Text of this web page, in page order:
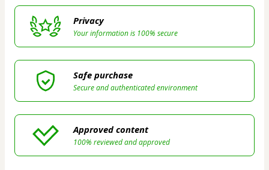
Privacy
Your information is 100% secure
Safe purchase
Secure and authenticated environment
Approved content
100% reviewed and approved